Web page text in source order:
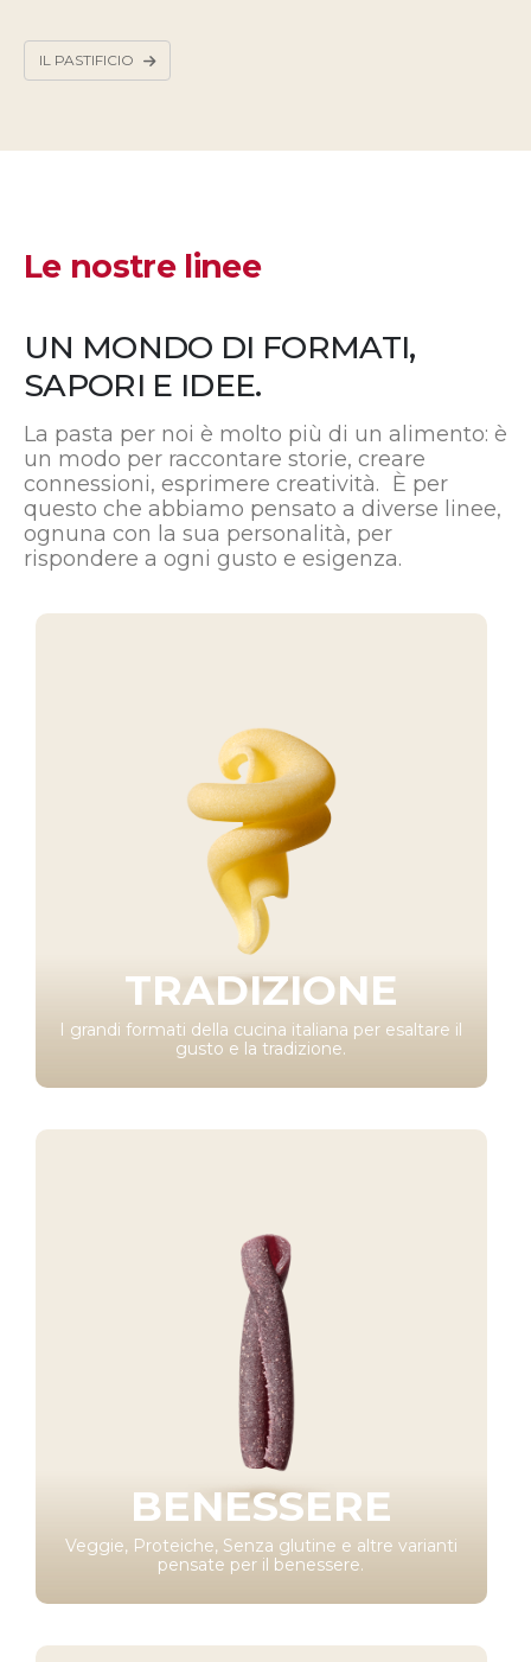
IL PASTIFICIO
Le nostre linee
UN MONDO DI FORMATI,
SAPORI E IDEE.
La pasta per noi è molto più di un alimento: è
un modo per raccontare storie, creare
connessioni, esprimere creatività. È per
questo che abbiamo pensato a diverse linee,
ognuna con la sua personalità, per
rispondere a ogni gusto e esigenza.
TRADIZIONE
I grandi formati della cucina italiana per esaltare il
gusto e la tradizione.
BENESSERE
Veggie, Proteiche, Senza glutine e altre varianti
pensate per il benessere.